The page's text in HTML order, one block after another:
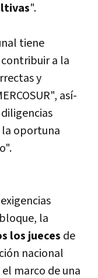
".
tiene
a la
y
así­
la oportuna
la
los jueces de
nacional
marco de una